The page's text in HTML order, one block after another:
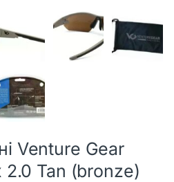
Venture Gear
2.0 Tan (bronze)